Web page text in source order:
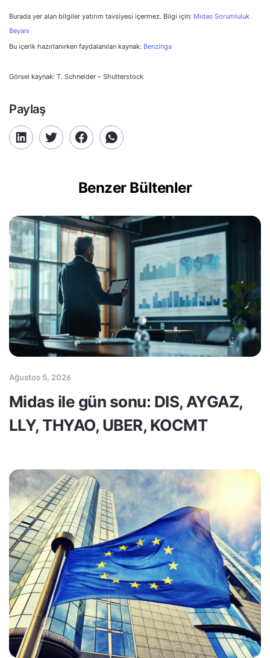
Burada yer alan bilgiler yatırım tavsiyesi içermez. Bilgi için: Midas Sorumluluk
Beyanı
Bu içerik hazırlanırken faydalanılan kaynak: Benzinga
Görsel kaynak: T. Schneider – Shutterstock
Paylaş
Benzer Bültenler
Ağustos 5, 2026
Midas ile gün sonu: DIS, AYGAZ,
LLY, THYAO, UBER, KOCMT